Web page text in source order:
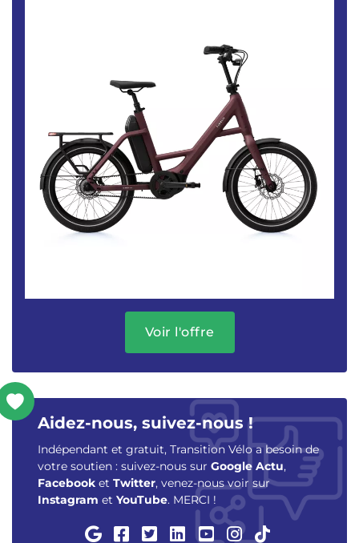
Voir l'offre
Aidez-nous, suivez-nous !
Indépendant et gratuit, Transition Vélo a besoin de
votre soutien : suivez-nous sur Google Actu,
Facebook et Twitter, venez-nous voir sur
Instagram et YouTube. MERCI !